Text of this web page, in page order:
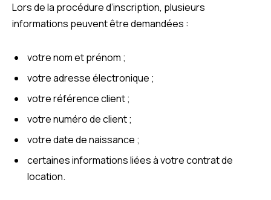
Lors de la procédure d’inscription, plusieurs
informations peuvent être demandées :
votre nom et prénom ;
votre adresse électronique ;
votre référence client ;
votre numéro de client ;
votre date de naissance ;
certaines informations liées à votre contrat de
location.